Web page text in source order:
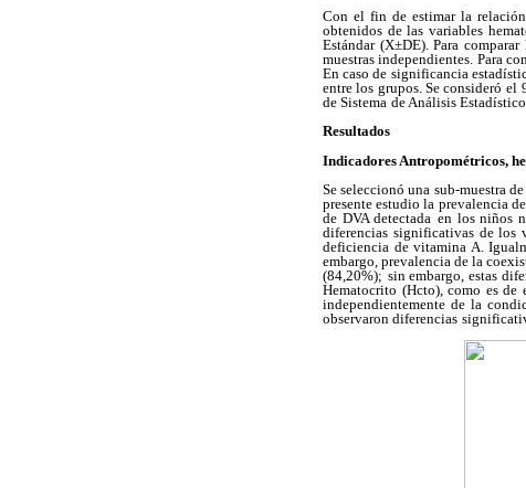
Con el fin de estimar la
obtenidos de las variables
Estándar (X±DE). Para comparar
muestras independientes. Para
En caso de significancia
entre los grupos. Se consideró el
de Sistema de Análisis
Resultados
Indicadores Antropométricos,
Se seleccionó una sub-muestra
presente estudio la prevalencia de
de DVA detectada en los niños
diferencias significativas de los
deficiencia de vitamina A.
embargo, prevalencia de la
(84,20%); sin embargo, estas
Hematocrito (Hcto), como es de
independientemente de la
observaron diferencias